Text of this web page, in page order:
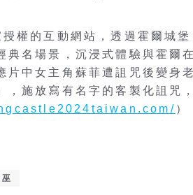
權的互動網站，透過霍爾城堡
典名場景，沉浸式體驗與霍爾在
片中女主角蘇菲遭詛咒後變身老
施放寫有名字的客製化詛咒，
）